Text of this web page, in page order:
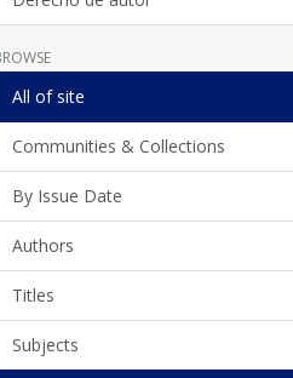
All of site
Communities & Collections
By Issue Date
Authors
Titles
Subjects